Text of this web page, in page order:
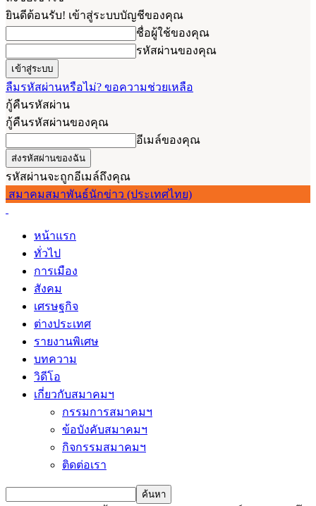
ยินดีต้อนรับ! เข้าสู่ระบบบัญชีของคุณ
ชื่อผู้ใช้ของคุณ
รหัสผ่านของคุณ
ลืมรหัสผ่านหรือไม่? ขอความช่วยเหลือ
กู้คืนรหัสผ่าน
กู้คืนรหัสผ่านของคุณ
อีเมล์ของคุณ
รหัสผ่านจะถูกอีเมล์ถึงคุณ
สมาคมสมาพันธ์นักข่าว (ประเทศไทย)
หน้าแรก
ทั่วไป
การเมือง
สังคม
เศรษฐกิจ
ต่างประเทศ
รายงานพิเศษ
บทความ
วิดีโอ
เกี่ยวกับสมาคมฯ
กรรมการสมาคมฯ
ข้อบังคับสมาคมฯ
กิจกรรมสมาคมฯ
ติดต่อเรา